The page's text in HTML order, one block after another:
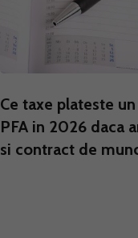
Ce taxe plateste un
PFA in 2026 daca
si contract de